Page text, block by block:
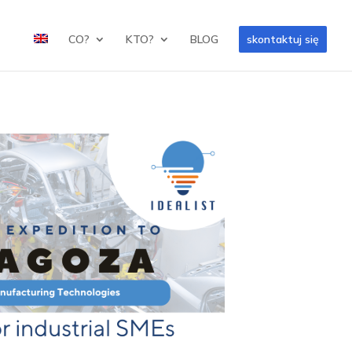
CO? KTO? BLOG skontaktuj się